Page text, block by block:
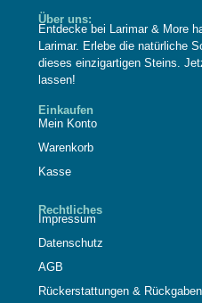
Über uns:
Entdecke bei Larimar & More
Larimar. Erlebe die natürliche
dieses einzigartigen Steins.
lassen!
Einkaufen
Mein Konto
Warenkorb
Kasse
Rechtliches
Impressum
Datenschutz
AGB
Rückerstattungen & Rückgaben